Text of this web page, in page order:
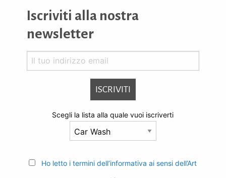
Iscriviti alla nostra
newsletter
Scegli la lista alla quale vuoi iscriverti
Ho letto i termini dell’informativa ai sensi dell’Art